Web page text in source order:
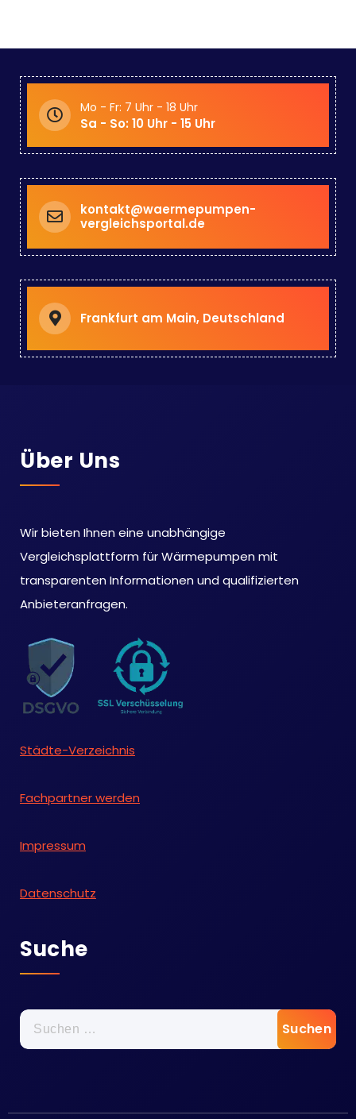
Mo - Fr: 7 Uhr - 18 Uhr
Sa - So: 10 Uhr - 15 Uhr
kontakt@waermepumpen-
vergleichsportal.de
Frankfurt am Main, Deutschland
Über Uns
Wir bieten Ihnen eine unabhängige
Vergleichsplattform für Wärmepumpen mit
transparenten Informationen und qualifizierten
Anbieteranfragen.
Städte-Verzeichnis
Fachpartner werden
Impressum
Datenschutz
Suche
Suche
nach: